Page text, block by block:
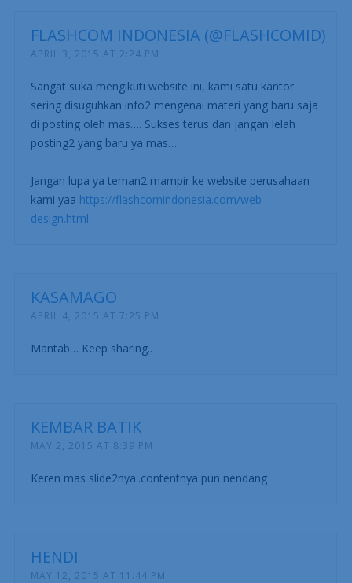
FLASHCOM INDONESIA (@FLASHCOMID)
APRIL 3, 2015 AT 2:24 PM
Sangat suka mengikuti website ini, kami satu kantor
sering disuguhkan info2 mengenai materi yang baru saja
di posting oleh mas…. Sukses terus dan jangan lelah
posting2 yang baru ya mas…
Jangan lupa ya teman2 mampir ke website perusahaan
kami yaa https://flashcomindonesia.com/web-
design.html
KASAMAGO
APRIL 4, 2015 AT 7:25 PM
Mantab… Keep sharing..
KEMBAR BATIK
MAY 2, 2015 AT 8:39 PM
Keren mas slide2nya..contentnya pun nendang
HENDI
MAY 12, 2015 AT 11:44 PM